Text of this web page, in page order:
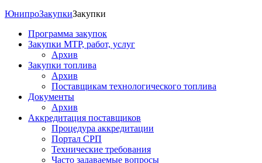
ЮнипроЗакупкиЗакупки
Программа закупок
Закупки МТР, работ, услуг
Архив
Закупки топлива
Архив
Поставщикам технологического топлива
Документы
Архив
Аккредитация поставщиков
Процедура аккредитации
Портал СРП
Технические требования
Часто задаваемые вопросы